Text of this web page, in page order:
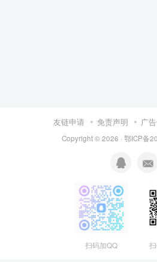
友链申请 免责声明 广
Copyright © 2026 · 鄂ICP备
扫码加QQ